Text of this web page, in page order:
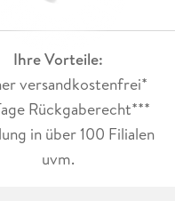
Ihre Vorteile:
versandkostenfrei*
Rückgaberecht***
in über 100 Filialen
uvm.